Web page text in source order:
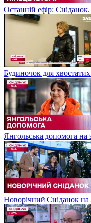
Останній ефір:
Будиночок для хвостатих
Янгольська допомога на
Новорічний Сніданок на